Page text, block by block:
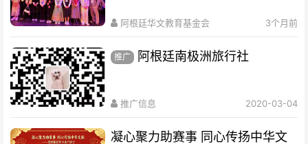
阿根廷华文教育基金会 3个月前
推广 阿根廷南极洲旅行社
推广信息 2020-03-04
凝心聚力助赛事 同心传扬中华文